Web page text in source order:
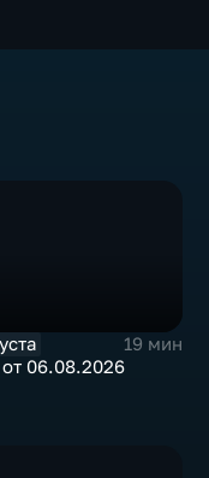
19 мин
06.08.2026